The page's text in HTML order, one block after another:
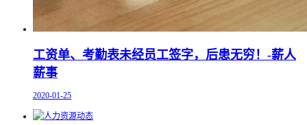
工资单、考勤表未经员工签字，后患无穷！-薪人
薪事
2020-01-25